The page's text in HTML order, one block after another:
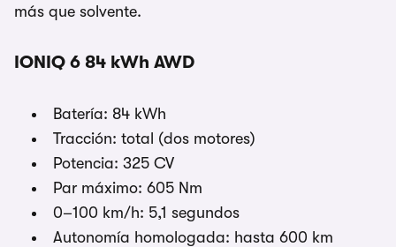
más que solvente.
IONIQ 6 84 kWh AWD
Batería: 84 kWh
Tracción: total (dos motores)
Potencia: 325 CV
Par máximo: 605 Nm
0–100 km/h: 5,1 segundos
Autonomía homologada: hasta 600 km